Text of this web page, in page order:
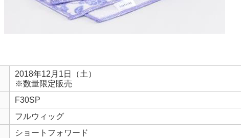
2018年12月1日（土）
※数量限定販売
F30SP
フルウィッグ
ショートフォワード